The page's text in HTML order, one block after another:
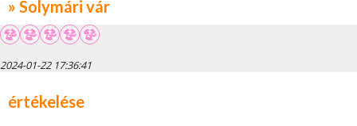
» Solymári vár
2024-01-22 17:36:41
értékelése